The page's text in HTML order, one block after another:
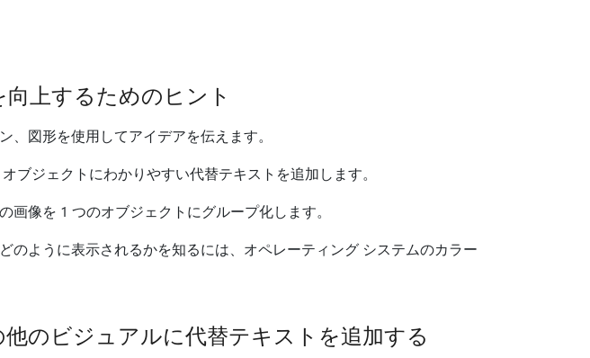
上するためのヒント
、図形を使用してアイデアを伝えます。
ブジェクトにわかりやすい代替テキストを追加します。
画像を 1 つのオブジェクトにグループ化します。
のように表示されるかを知るには、オペレーティング システムのカラー
のビジュアルに代替テキストを追加する